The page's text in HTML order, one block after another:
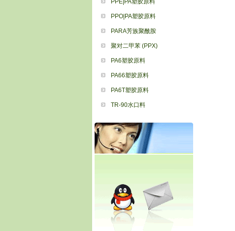
PPE|PA塑胶原料
PPO|PA塑胶原料
PARA芳族聚酰胺
聚对二甲苯 (PPX)
PA6塑胶原料
PA66塑胶原料
PA6T塑胶原料
TR-90水口料